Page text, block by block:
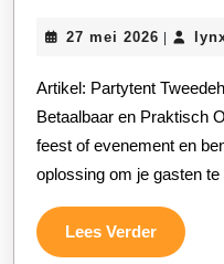
Ontdek
de
van
Opties
27 mei 2026 27
|
Artikel: Partytent Tweedehands Partytent Tweedehands:
Betaalbaar en Praktisch
feest of evenement en
oplossing om je gasten
Lees VerderLees
Verder